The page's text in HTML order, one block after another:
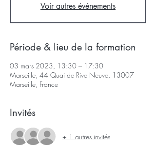
Voir autres événements
Période & lieu de la formation
03 mars 2023, 13:30 – 17:30
Marseille, 44 Quai de Rive Neuve, 13007
Marseille, France
Invités
+ 1 autres invités